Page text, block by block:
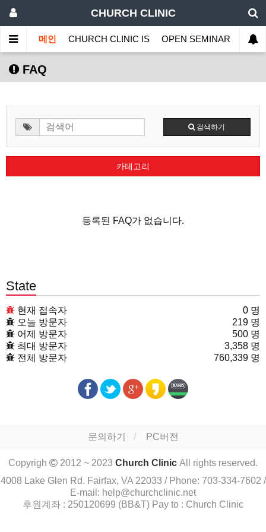
CHURCH CLINIC
메인 CHURCH CLINIC IS OPEN SEMINAR
FAQ
검색하기
카테고리
등록된 FAQ가 없습니다.
State
현재 접속자
0 명
오늘 방문자
219 명
어제 방문자
500 명
최대 방문자
3,358 명
전체 방문자
760,339 명
문의하기 PC버전
Copyrigh 2012 ~ 2023 Church Clinic All rights reserved.
4008 Lake Glen Rd. Fairfax, VA 22033 / Phone: 703-334-7602 /
E-mail: help@churchclinic.net
후원계좌 : 250120699 (BB&T) Pay to : Church Clinic